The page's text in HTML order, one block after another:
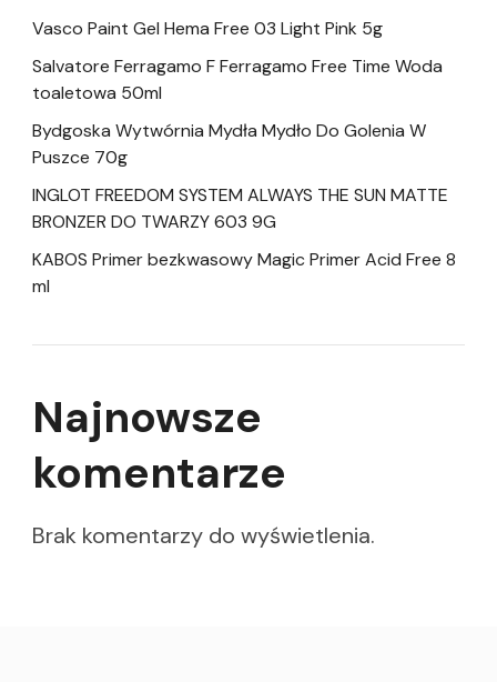
Vasco Paint Gel Hema Free 03 Light Pink 5g
Salvatore Ferragamo F Ferragamo Free Time Woda
toaletowa 50ml
Bydgoska Wytwórnia Mydła Mydło Do Golenia W
Puszce 70g
INGLOT FREEDOM SYSTEM ALWAYS THE SUN MATTE
BRONZER DO TWARZY 603 9G
KABOS Primer bezkwasowy Magic Primer Acid Free 8
ml
Najnowsze
komentarze
Brak komentarzy do wyświetlenia.